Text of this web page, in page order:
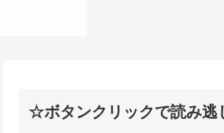
☆ボタンクリックで読み逃